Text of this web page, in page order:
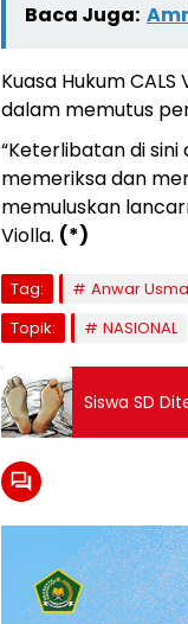
Baca Juga:
Kuasa Hukum
dalam memutus
“Keterlibatan di
memeriksa dan
memuluskan
Violla. (*)
Tag: Anwar
Topik:
NASIONAL
Siswa SD